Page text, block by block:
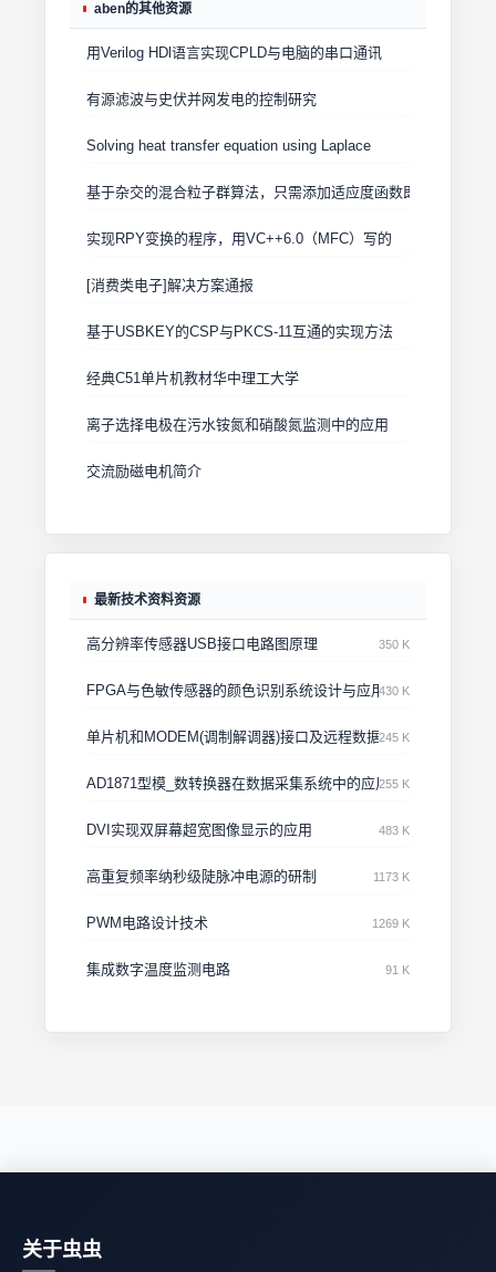
aben的其他资源
用Verilog HDl语言实现CPLD与电脑的串口通讯
有源滤波与史伏并网发电的控制研究
Solving heat transfer equation using Laplace
基于杂交的混合粒子群算法，只需添加适应度函数即可使用
实现RPY变换的程序，用VC++6.0（MFC）写的
[消费类电子]解决方案通报
基于USBKEY的CSP与PKCS-11互通的实现方法
经典C51单片机教材华中理工大学
离子选择电极在污水铵氮和硝酸氮监测中的应用
交流励磁电机简介
最新技术资料资源
高分辨率传感器USB接口电路图原理 350 K
FPGA与色敏传感器的颜色识别系统设计与应用430 K
单片机和MODEM(调制解调器)接口及远程数据传输设计
245 K
AD1871型模_数转换器在数据采集系统中的应用255 K
DVI实现双屏幕超宽图像显示的应用 483 K
高重复频率纳秒级陡脉冲电源的研制 1173 K
PWM电路设计技术 1269 K
集成数字温度监测电路 91 K
关于虫虫